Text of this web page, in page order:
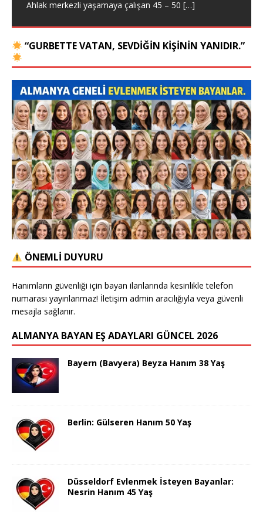
Ahlak merkezli yaşamaya çalışan 45 – 50 […]
“GURBETTE VATAN, SEVDIĞIN KIŞININ YANIDIR.”
ÖNEMLİ DUYURU
Hanımların güvenliği için bayan ilanlarında kesinlikle telefon
numarası yayınlanmaz! İletişim admin aracılığıyla veya güvenli
mesajla sağlanır.
ALMANYA BAYAN EŞ ADAYLARI GÜNCEL 2026
Bayern (Bavyera) Beyza Hanım 38 Yaş
Berlin: Gülseren Hanım 50 Yaş
Düsseldorf Evlenmek İsteyen Bayanlar:
Nesrin Hanım 45 Yaş